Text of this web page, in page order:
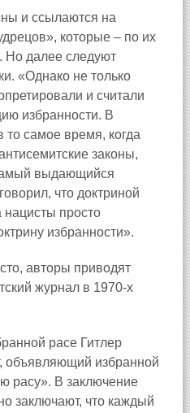
и ссылаются на
которые – по их
Но далее следуют
«Однако не только
и считали
избранности. В
то самое время, когда
законы,
выдающийся
что доктриной
нацисты просто
избранности».
авторы приводят
журнал в 1970‑х
расе Гитлер
объявляющий избранной
расу». В заключение
заключают, что каждый